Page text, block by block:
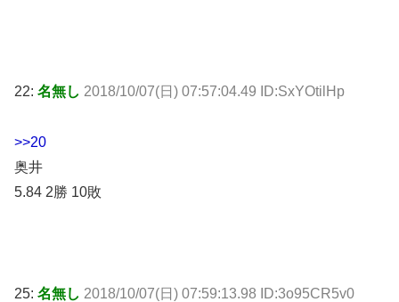
22: 名無し 2018/10/07(日) 07:57:04.49 ID:SxYOtilHp
>>20
奥井
5.84 2勝 10敗
25: 名無し 2018/10/07(日) 07:59:13.98 ID:3o95CR5v0